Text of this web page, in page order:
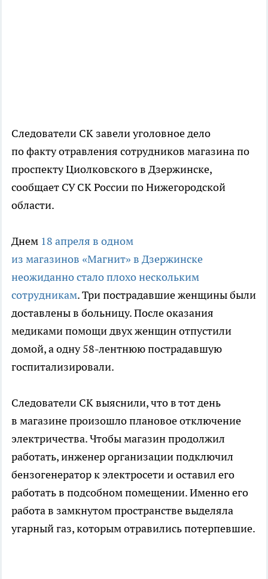
Следователи СК завели уголовное дело
по факту отравления сотрудников магазина по
проспекту Циолковского в Дзержинске,
сообщает СУ СК России по Нижегородской
области.
Днем 18 апреля в одном
из магазинов «Магнит» в Дзержинске
неожиданно стало плохо нескольким
сотрудникам. Три пострадавшие женщины были
доставлены в больницу. После оказания
медиками помощи двух женщин отпустили
домой, а одну 58-лентнюю пострадавшую
госпитализировали.
Следователи СК выяснили, что в тот день
в магазине произошло плановое отключение
электричества. Чтобы магазин продолжил
работать, инженер организации подключил
бензогенератор к электросети и оставил его
работать в подсобном помещении. Именно его
работа в замкнутом пространстве выделяла
угарный газ, которым отравились потерпевшие.